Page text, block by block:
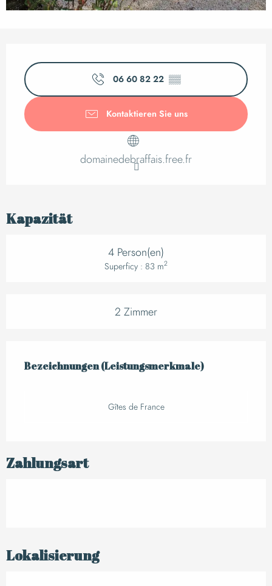
Öffnungszeiten &
06 60 82 22 ▒▒
Kontaktieren Sie uns
domainedebraffais.free.fr
Kapazität
4 Person(en)
Superficy : 83 m2
2 Zimmer
Bezeichnungen (Leistungsmerkmale)
Bezeichnungen (Leistungsmerkmale)
Gîtes de France
Zahlungsart
Lokalisierung